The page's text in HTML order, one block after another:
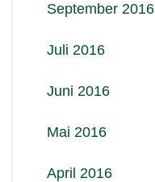
September 2016
Juli 2016
Juni 2016
Mai 2016
April 2016